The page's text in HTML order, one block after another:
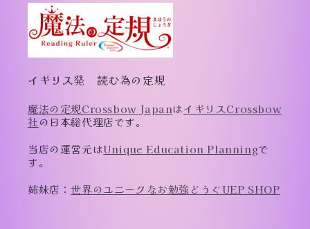
イギリス発 読む為の定規
魔法の定規Crossbow JapanはイギリスCrossbow
社の日本総代理店です。
当店の運営元はUnique Education Planningで
す。
姉妹店： 世界のユニークなお勉強どうぐUEP SHOP